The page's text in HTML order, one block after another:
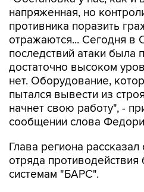
напряженная, но
противника поразить
отражаются... Сегодня в
последствий атаки была
достаточно высоком
нет. Оборудование,
пытался вывести из
начнет свою работу", -
сообщении слова
Глава региона
отряда
системам "БАРС".